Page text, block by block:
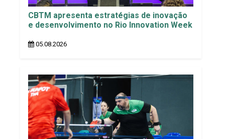
CBTM apresenta estratégias de inovação
e desenvolvimento no Rio Innovation Week
05.08.2026